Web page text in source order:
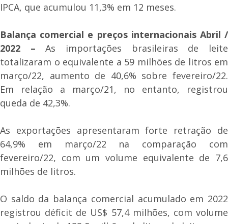
IPCA, que acumulou 11,3% em 12 meses.
Balança comercial e preços internacionais Abril /
2022 –As importações brasileiras de leite
totalizaram o equivalente a 59 milhões de litros em
março/22, aumento de 40,6% sobre fevereiro/22.
Em relação a março/21, no entanto, registrou
queda de 42,3%.
As exportações apresentaram forte retração de
64,9% em março/22 na comparação com
fevereiro/22, com um volume equivalente de 7,6
milhões de litros.
O saldo da balança comercial acumulado em 2022
registrou déficit de US$ 57,4 milhões, com volume